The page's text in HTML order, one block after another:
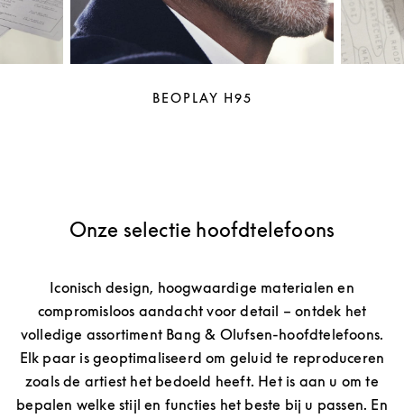
BEOPLAY H95
Onze selectie hoofdtelefoons
Iconisch design, hoogwaardige materialen en
compromisloos aandacht voor detail – ontdek het
volledige assortiment Bang & Olufsen-hoofdtelefoons.
Elk paar is geoptimaliseerd om geluid te reproduceren
zoals de artiest het bedoeld heeft. Het is aan u om te
bepalen welke stijl en functies het beste bij u passen. En